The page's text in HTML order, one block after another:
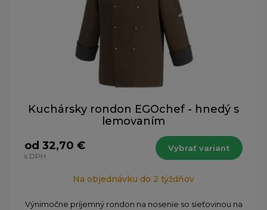
Kuchársky rondon EGOchef - hnedý s
lemovaním
od 32,70 €
s DPH
Vybrať variant
Na objednávku do 2 týždňov
Výnimočne príjemný rondon na nosenie so sieťovinou na